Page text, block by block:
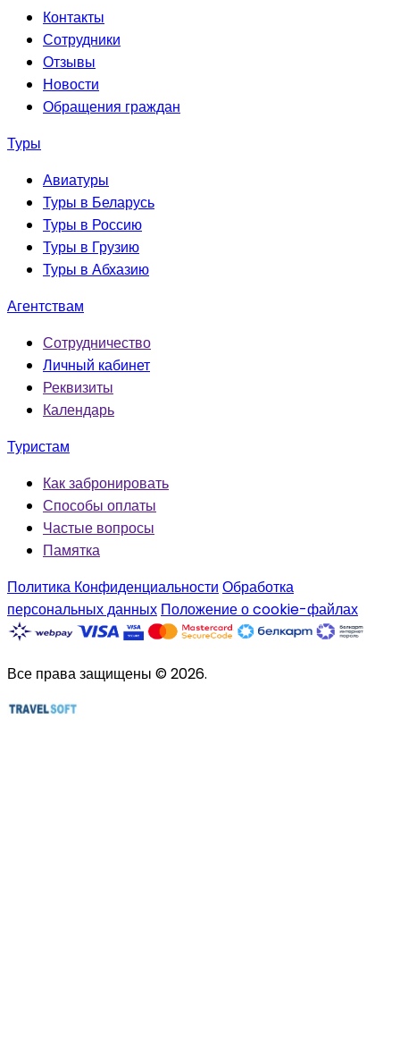
Контакты
Сотрудники
Отзывы
Новости
Обращения граждан
Туры
Авиатуры
Туры в Беларусь
Туры в Россию
Туры в Грузию
Туры в Абхазию
Агентствам
Сотрудничество
Личный кабинет
Реквизиты
Календарь
Туристам
Как забронировать
Способы оплаты
Частые вопросы
Памятка
Политика Конфиденциальности Обработка
персональных данных Положение о cookie-файлах
Все права защищены © 2026.